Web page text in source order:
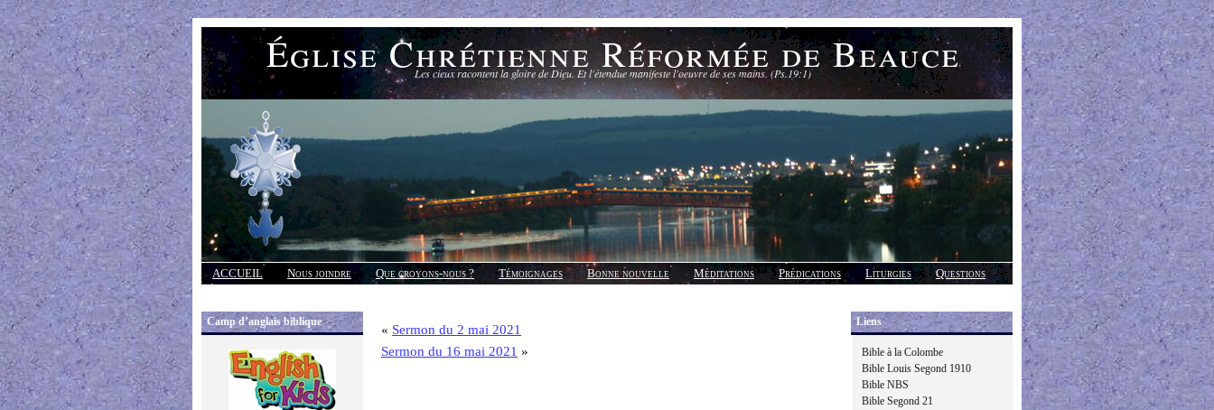
Église Chrétienne Réformée de Beauce
Les cieux racontent la gloire de Dieu. Et l'étendue manifeste l'oeuvre de ses mains. (Ps.19:1)
ACCUEIL Nous joindre Que croyons-nous ? Témoignages Bonne nouvelle Méditations Prédications Liturgies
Questions
Réponses
Camp d’anglais biblique
« Sermon du 2 mai 2021
Sermon du 16 mai 2021 »
Liens
Bible à la Colombe
Bible Louis Segond 1910
Bible NBS
Bible Segond 21